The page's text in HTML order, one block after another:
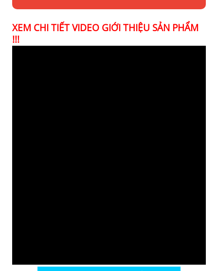
XEM CHI TIẾT VIDEO GIỚI THIỆU SẢN PHẨM
!!!